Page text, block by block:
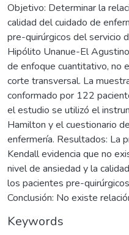
Objetivo: Determinar la
calidad del cuidado de
pre-quirúrgicos del servicio
Hipólito Unanue-El
de enfoque cuantitativo, no
corte transversal. La
conformado por 122
el estudio se utilizó el
Hamilton y el cuestionario
enfermería. Resultados: La
Kendall evidencia que no
nivel de ansiedad y la
los pacientes pre-
Conclusión: No existe
Keywords